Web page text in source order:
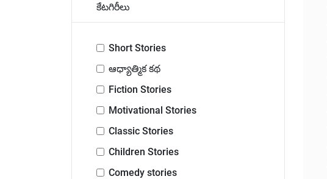
కేటగిరీలు
Short Stories
ఆధ్యాత్మిక కథ
Fiction Stories
Motivational Stories
Classic Stories
Children Stories
Comedy stories